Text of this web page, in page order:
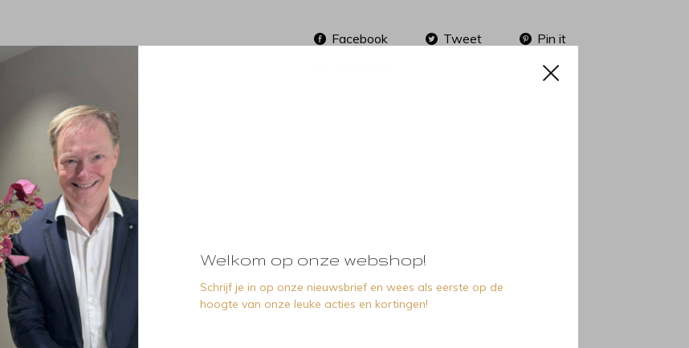
Welkom op onze webshop!
Schrijf je in op onze nieuwsbrief en wees als eerste op de
hoogte van onze leuke acties en kortingen!
Facebook Tweet
Pin it